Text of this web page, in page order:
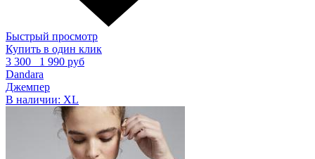
Быстрый просмотр
Купить в один клик
3 300
1 990 руб
Dandara
Джемпер
В наличии: XL